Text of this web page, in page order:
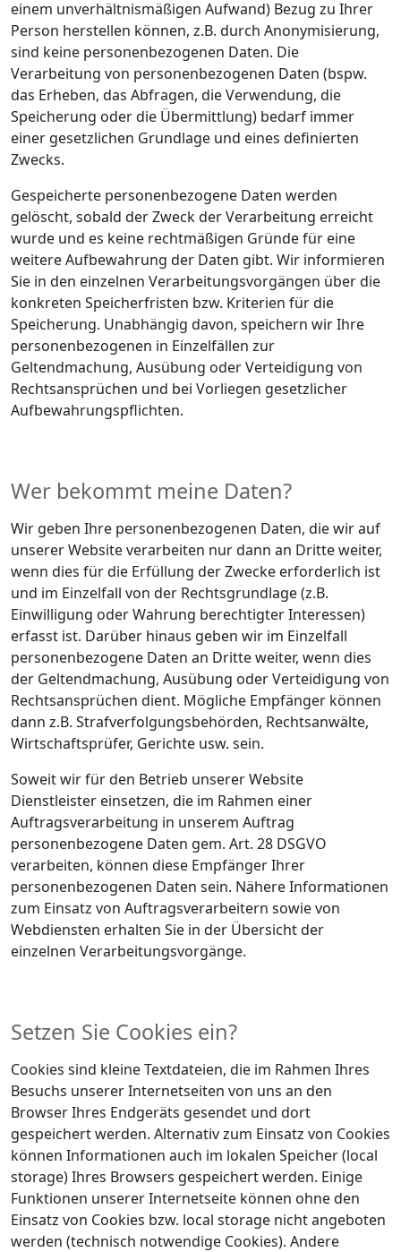
einem unverhältnismäßigen Aufwand) Bezug zu Ihrer
Person herstellen können, z.B. durch Anonymisierung,
sind keine personenbezogenen Daten. Die
Verarbeitung von personenbezogenen Daten (bspw.
das Erheben, das Abfragen, die Verwendung, die
Speicherung oder die Übermittlung) bedarf immer
einer gesetzlichen Grundlage und eines definierten
Zwecks.
Gespeicherte personenbezogene Daten werden
gelöscht, sobald der Zweck der Verarbeitung erreicht
wurde und es keine rechtmäßigen Gründe für eine
weitere Aufbewahrung der Daten gibt. Wir informieren
Sie in den einzelnen Verarbeitungsvorgängen über die
konkreten Speicherfristen bzw. Kriterien für die
Speicherung. Unabhängig davon, speichern wir Ihre
personenbezogenen in Einzelfällen zur
Geltendmachung, Ausübung oder Verteidigung von
Rechtsansprüchen und bei Vorliegen gesetzlicher
Aufbewahrungspflichten.
Wer bekommt meine Daten?
Wir geben Ihre personenbezogenen Daten, die wir auf
unserer Website verarbeiten nur dann an Dritte weiter,
wenn dies für die Erfüllung der Zwecke erforderlich ist
und im Einzelfall von der Rechtsgrundlage (z.B.
Einwilligung oder Wahrung berechtigter Interessen)
erfasst ist. Darüber hinaus geben wir im Einzelfall
personenbezogene Daten an Dritte weiter, wenn dies
der Geltendmachung, Ausübung oder Verteidigung von
Rechtsansprüchen dient. Mögliche Empfänger können
dann z.B. Strafverfolgungsbehörden, Rechtsanwälte,
Wirtschaftsprüfer, Gerichte usw. sein.
Soweit wir für den Betrieb unserer Website
Dienstleister einsetzen, die im Rahmen einer
Auftragsverarbeitung in unserem Auftrag
personenbezogene Daten gem. Art. 28 DSGVO
verarbeiten, können diese Empfänger Ihrer
personenbezogenen Daten sein. Nähere Informationen
zum Einsatz von Auftragsverarbeitern sowie von
Webdiensten erhalten Sie in der Übersicht der
einzelnen Verarbeitungsvorgänge.
Setzen Sie Cookies ein?
Cookies sind kleine Textdateien, die im Rahmen Ihres
Besuchs unserer Internetseiten von uns an den
Browser Ihres Endgeräts gesendet und dort
gespeichert werden. Alternativ zum Einsatz von Cookies
können Informationen auch im lokalen Speicher (local
storage) Ihres Browsers gespeichert werden. Einige
Funktionen unserer Internetseite können ohne den
Einsatz von Cookies bzw. local storage nicht angeboten
werden (technisch notwendige Cookies). Andere